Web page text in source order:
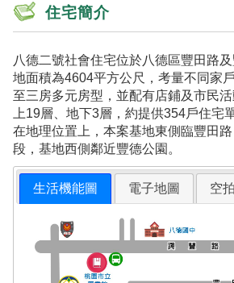
住宅簡介
八德二號社會住宅位於八德區豐田路
地面積為4604平方公尺，考量不同家
至三房多元房型，並配有店鋪及市民
上19層、地下3層，約提供354戶住宅
在地理位置上，本案基地東側臨豐田
段，基地西側鄰近豐德公園。
生活機能圖 電子地圖 空